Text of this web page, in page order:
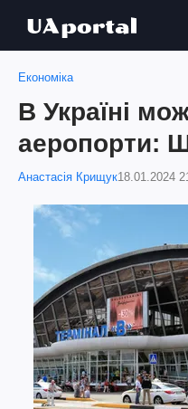
Економіка
В Україні
аеропорти:
Анастасія Крищук18.01.2024